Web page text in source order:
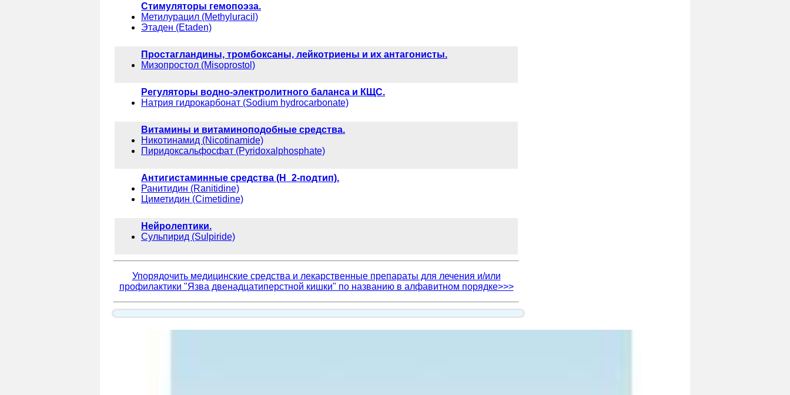
Стимуляторы гемопоэза.
Метилурацил (Methyluracil)
Этаден (Etaden)
Простагландины, тромбоксаны, лейкотриены и их антагонисты.
Мизопростол (Misoprostol)
Регуляторы водно-электролитного баланса и КЩС.
Натрия гидрокарбонат (Sodium hydrocarbonate)
Витамины и витаминоподобные средства.
Никотинамид (Nicotinamide)
Пиридоксальфосфат (Pyridoxalphosphate)
Антигистаминные средства (H_2-подтип).
Ранитидин (Ranitidine)
Циметидин (Cimetidine)
Нейролептики.
Сульпирид (Sulpiride)
Упорядочить медицинские средства и лекарственные препараты для лечения и/или
профилактики "Язва двенадцатиперстной кишки" по названию в алфавитном порядке>>>